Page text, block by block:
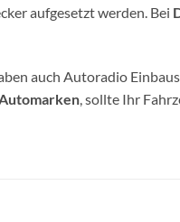
aufgesetzt werden. Bei
auch Autoradio
, sollte Ihr